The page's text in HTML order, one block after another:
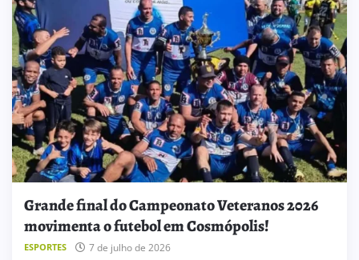
Grande final do Campeonato Veteranos 2026
movimenta o futebol em Cosmópolis!
ESPORTES 7 de julho de 2026